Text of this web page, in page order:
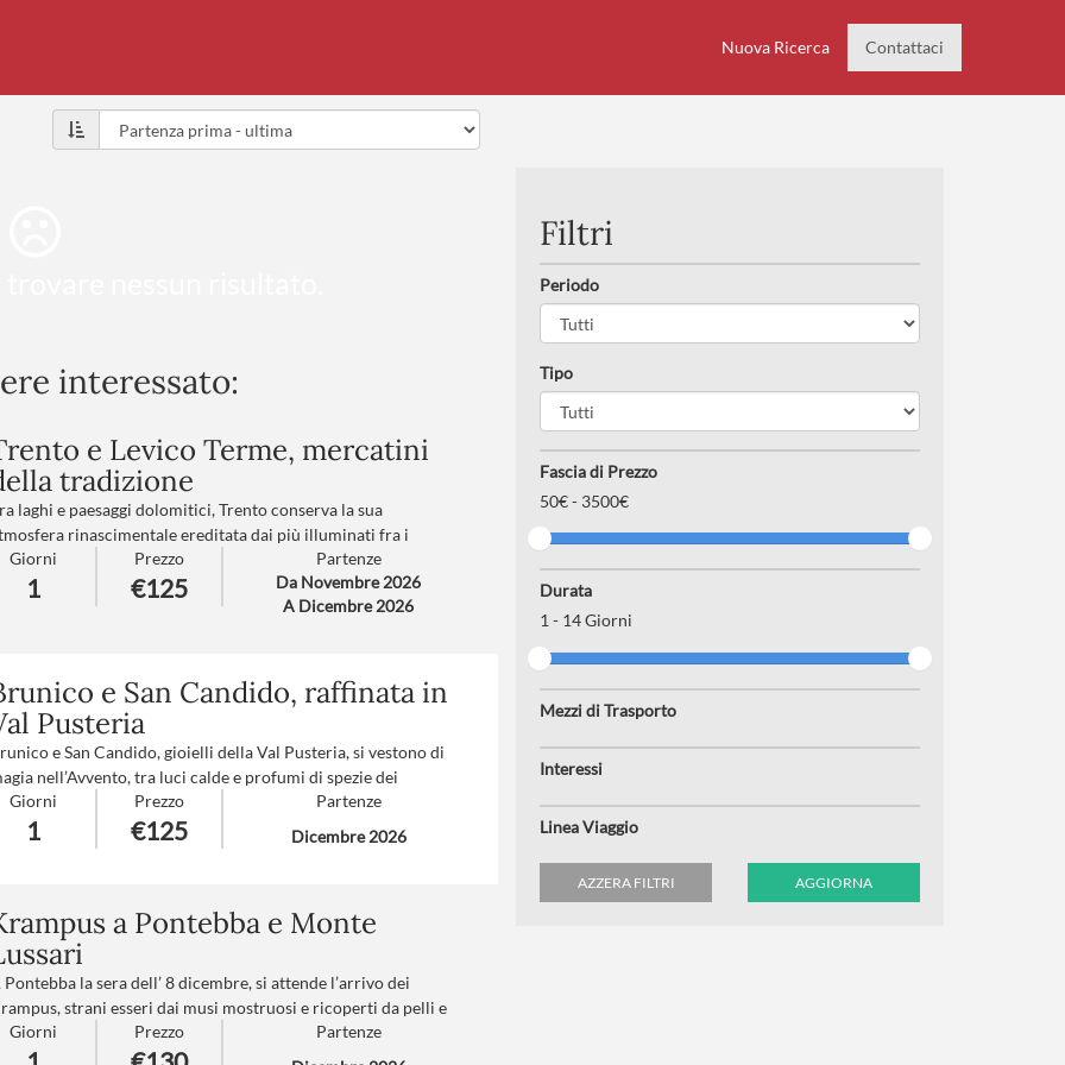
Nuova Ricerca Contattaci
interessato:
e Levico Terme, mercatini
tradizione
laghi e paesaggi dolomitici, Trento conserva la sua
rinascimentale ereditata dai più illuminati fra i
Principi Vescovi.
Levico vi trasporterà in un mondo incantato grazie al suo lago e
ai suoi mercatini nel Parco delle Terme degli Asburgo…
Giorni
1
Prezzo
€125
Partenze
Da Novembre 2026
A Dicembre 2026
e San Candido, raffinata in
Pusteria
e San Candido, gioielli della Val Pusteria, si vestono di
nell’Avvento, tra luci calde e profumi di spezie dei
mercatini di Natale. Per chi ama gli ambienti da favola,
l’atmosfera romantica e il buongusto dell’Alto Adige.
Giorni
1
Prezzo
€125
Partenze
Dicembre 2026
a Pontebba e Monte
Pontebba la sera dell’ 8 dicembre, si attende l’arrivo dei
strani esseri dai musi mostruosi e ricoperti da pelli e
pellicce, in una rumorosa sfilata la cui tradizione si perde nella
notte dei tempi.
Giorni Prezzo
Partenze
Filtri
Periodo
Tipo
Fascia di Prezzo
50€ - 3500€
Durata
1- 14Giorni
Mezzi di Trasporto
Interessi
Linea Viaggio
AZZERA FILTRI AGGIORNA